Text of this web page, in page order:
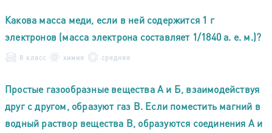
Какова масса меди, если в ней содержится 1 г
электронов (масса электрона составляет 1/1840 а. е. м.)?
8 класс химия средняя
Простые газообразные вещества А и Б, взаимодействуя
друг с другом, образуют газ В. Если поместить магний в
водный раствор вещества В, образуются соединения А и